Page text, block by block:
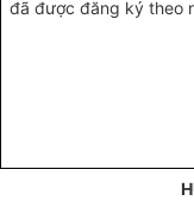
đã được đăng ký theo